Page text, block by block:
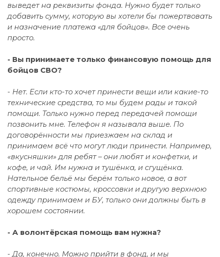
выведет на реквизиты фонда. Нужно будет только
добавить сумму, которую вы хотели бы пожертвовать
и назначение платежа «для бойцов». Все очень
просто.
- Вы принимаете только финансовую помощь для
бойцов СВО?
- Нет. Если кто-то хочет принести вещи или какие-то
технические средства, то мы будем рады и такой
помощи. Только нужно перед передачей помощи
позвонить мне. Телефон я называла выше. По
договорённости мы приезжаем на склад и
принимаем всё что могут люди принести. Например,
«вкусняшки» для ребят – они любят и конфетки, и
кофе, и чай. Им нужна и тушёнка, и сгущёнка.
Нательное бельё мы берём только новое, а вот
спортивные костюмы, кроссовки и другую верхнюю
одежду принимаем и БУ, только они должны быть в
хорошем состоянии.
- А волонтёрская помощь вам нужна?
- Да, конечно. Можно прийти в фонд, и мы